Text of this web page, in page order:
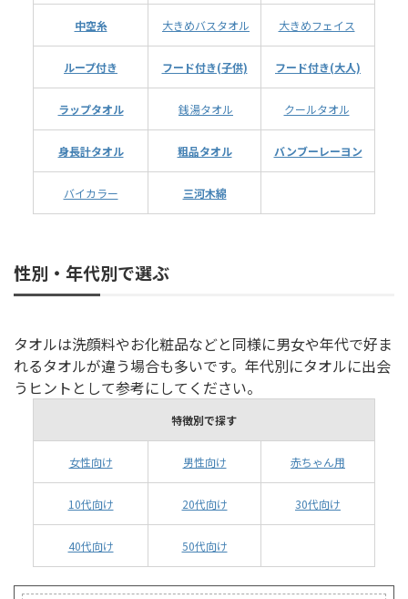
中空糸 大きめバスタオル 大きめフェイス
ループ付き フード付き(子供) フード付き(大人)
ラップタオル 銭湯タオル クールタオル
身長計タオル 粗品タオル バンブーレーヨン
バイカラー 三河木綿
性別・年代別で選ぶ
タオルは洗顔料やお化粧品などと同様に男女や年代で好ま
れるタオルが違う場合も多いです。年代別にタオルに出会
うヒントとして参考にしてください。
特徴別で探す
女性向け 男性向け 赤ちゃん用
10代向け 20代向け 30代向け
40代向け 50代向け